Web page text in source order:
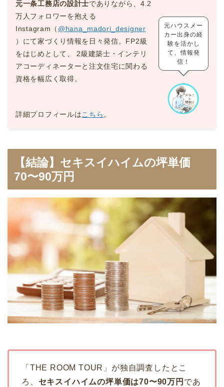
元一条工務店の設計士でありながら、4.2
万人フォロワーを抱える
Instagram（ @hana_madori_designer
）にて家づくり情報を日々発信。FP2級
をはじめとして、 2級建築士・インテリ
アコーディネーターと注文住宅に関わる
資格を幅広く取得。
詳細プロフィールはこちら。
元ハウスメー
カー出身の経
験を活かし
て、情報発
信！
【結論】セキスイハイムの坪単価
70〜90万円
「THE ROOM TOUR」が独自調査したとこ
ろ、 セキスイハイムの坪単価は70〜90万円 であ